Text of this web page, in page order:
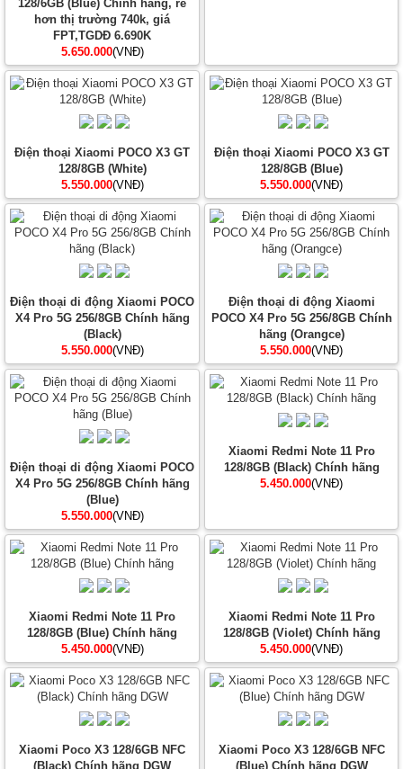
128/6GB (Blue) Chính hãng, rẻ
hơn thị trường 740k, giá
FPT,TGDĐ 6.690K
5.650.000(VNĐ)
Điện thoại Xiaomi POCO X3 GT
128/8GB (White)
5.550.000(VNĐ)
Điện thoại Xiaomi POCO X3 GT
128/8GB (Blue)
5.550.000(VNĐ)
Điện thoại di động Xiaomi POCO
X4 Pro 5G 256/8GB Chính hãng
(Black)
5.550.000(VNĐ)
Điện thoại di động Xiaomi
POCO X4 Pro 5G 256/8GB Chính
hãng (Orangce)
5.550.000(VNĐ)
Điện thoại di động Xiaomi POCO
X4 Pro 5G 256/8GB Chính hãng
(Blue)
5.550.000(VNĐ)
Xiaomi Redmi Note 11 Pro
128/8GB (Black) Chính hãng
5.450.000(VNĐ)
Xiaomi Redmi Note 11 Pro
128/8GB (Blue) Chính hãng
5.450.000(VNĐ)
Xiaomi Redmi Note 11 Pro
128/8GB (Violet) Chính hãng
5.450.000(VNĐ)
Xiaomi Poco X3 128/6GB NFC
(Black) Chính hãng DGW
Xiaomi Poco X3 128/6GB NFC
(Blue) Chính hãng DGW